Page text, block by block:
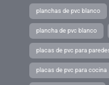
planchas de pvc blanco
plancha de pvc blanco
placas de pvc para
placas de pvc para cocina